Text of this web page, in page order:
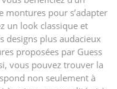
montures pour s’adapter
un look classique et
designs plus audacieux
proposées par Guess
vous pouvez trouver la
non seulement à